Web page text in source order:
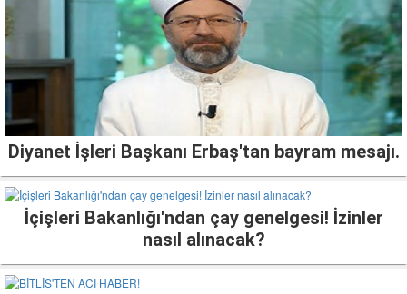
Diyanet İşleri Başkanı Erbaş'tan bayram mesajı.
İçişleri Bakanlığı'ndan çay genelgesi! İzinler
nasıl alınacak?